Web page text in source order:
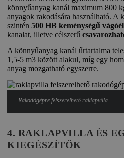
könnyűanyag kanál maximum 800
anyagok rakodására használható. A
szintén 500 HB keménységű
kanalat, illetve célszerű
A könnyűanyag kanál űrtartalma
1,5-5 m3 között alakul, míg egy
anyag mozgatható egyszerre.
Rakodógépre felszerelhető raklapvilla
4. RAKLAPVILLA ÉS
KIEGÉSZÍTŐK